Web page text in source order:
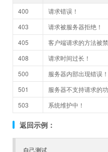
400
请求错误！
403
请求被服务器拒绝！
405
客户端请求的方法被禁
408
请求时间过长！
500
服务器内部出现错误！
501
服务器不支持请求的
503
系统维护中！
返回示例：